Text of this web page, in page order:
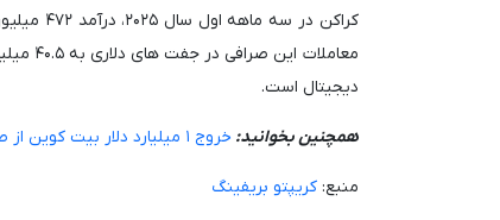
دیجیتال است.
همچنین بخوانید: خروج ۱ میلیارد دلار بیت کوین از صرافی ها در هفت روز گذشته
منبع:کریپتو بریفینگ